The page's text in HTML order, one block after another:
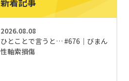
2026.08.08
ひとことで言うと… #676｜びまん
性軸索損傷